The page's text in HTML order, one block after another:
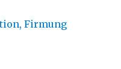
Firmung